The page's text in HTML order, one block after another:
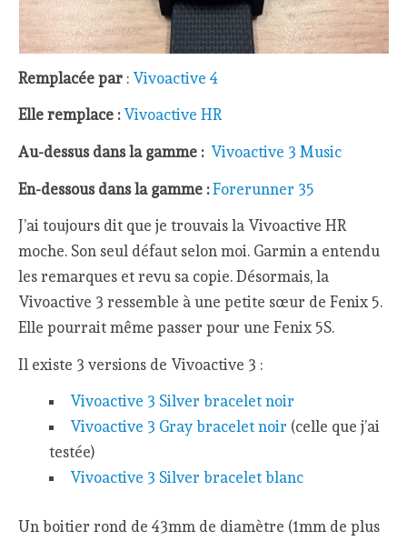
Remplacée par : Vivoactive 4
Elle remplace : Vivoactive HR
Au-dessus dans la gamme : Vivoactive 3 Music
En-dessous dans la gamme :Forerunner 35
J’ai toujours dit que je trouvais la Vivoactive HR
moche. Son seul défaut selon moi. Garmin a entendu
les remarques et revu sa copie. Désormais, la
Vivoactive 3 ressemble à une petite sœur de Fenix 5.
Elle pourrait même passer pour une Fenix 5S.
Il existe 3 versions de Vivoactive 3 :
Vivoactive 3 Silver bracelet noir
Vivoactive 3 Gray bracelet noir (celle que j’ai
testée)
Vivoactive 3 Silver bracelet blanc
Un boitier rond de 43mm de diamètre (1mm de plus